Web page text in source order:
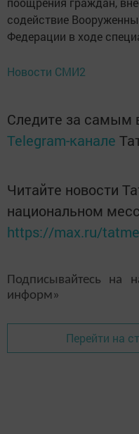
содействие
Федерации в ходе
Новости СМИ2
Следите за самым
Telegram-канале
Читайте новости
национальном
https://max.ru/
Подписывайтесь на
информ»
Перейти на